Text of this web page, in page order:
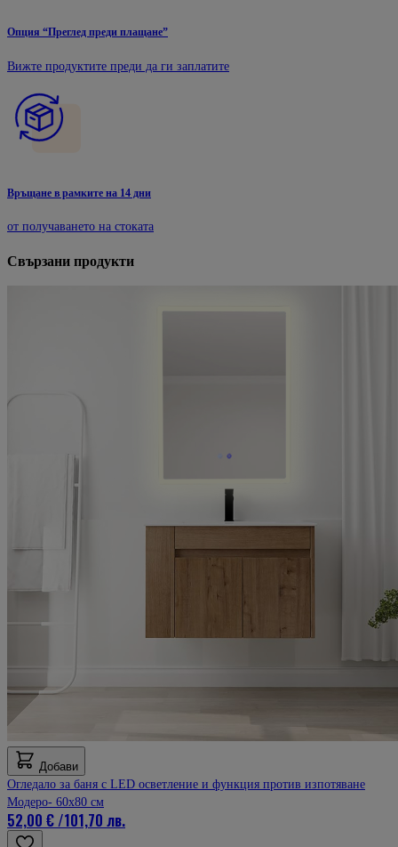
Опция “Преглед преди плащане”
Вижте продуктите преди да ги заплатите
Връщане в рамките на 14 дни
от получаването на стоката
Свързани продукти
Добави
Огледало за баня с LED осветление и функция против изпотяване
Модеро- 60x80 см
52,00 €/101,70 лв.